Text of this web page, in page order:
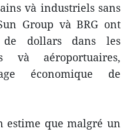
và industriels sans
Group và BRG ont
dollars dans les
và aéroportuaires,
économique de
estime que malgré un